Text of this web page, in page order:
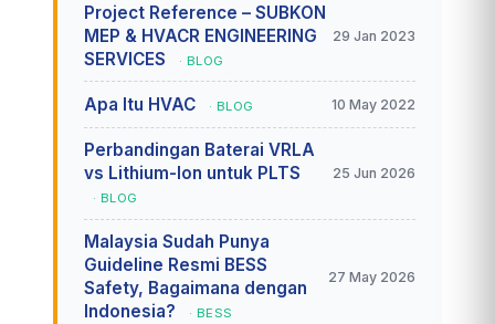
Project Reference – SUBKON
MEP & HVACR ENGINEERING
SERVICES
· BLOG
29 Jan 2023
Apa Itu HVAC · BLOG 10 May 2022
Perbandingan Baterai VRLA
vs Lithium-Ion untuk PLTS
· BLOG
25 Jun 2026
Malaysia Sudah Punya
Guideline Resmi BESS
Safety, Bagaimana dengan
Indonesia?
· BESS
27 May 2026